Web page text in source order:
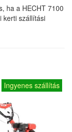
ha a HECHT 7100
kerti szállítási
Ingyenes szállítás